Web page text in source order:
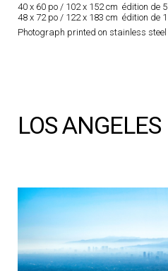
40 x 60 po / 102 x 152 cm édition de 5
48 x 72 po / 122 x 183 cm édition de 1
Photograph printed on stainless steel
LOS ANGELES